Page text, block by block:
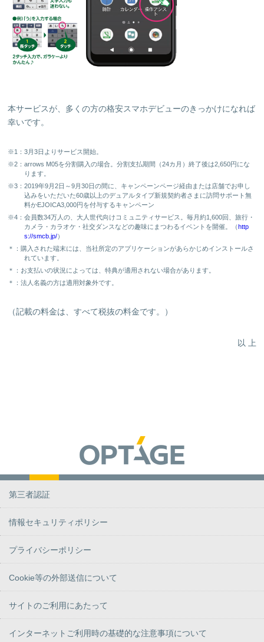
本サービスが、多くの方の格安スマホデビューのきっかけになれば
幸いです。
※1：3月3日よりサービス開始。
※2：arrows M05を分割購入の場合。分割支払期間（24カ月）終了後は2,650円にな
ります。
※3：2019年9月2日～9月30日の間に、キャンペーンページ経由または店舗でお申し
込みをいただいた60歳以上のデュアルタイプ新規契約者さまに訪問サポート無
料かEJOICA3,000円を付与するキャンペーン
※4：会員数34万人の、大人世代向けコミュニティサービス。毎月約1,600回、旅行・
カメラ・カラオケ・社交ダンスなどの趣味にまつわるイベントを開催。（http
s://smcb.jp/）
＊：購入された端末には、当社所定のアプリケーションがあらかじめインストールさ
れています。
＊：お支払いの状況によっては、特典が適用されない場合があります。
＊：法人名義の方は適用対象外です。
（記載の料金は、すべて税抜の料金です。）
以 上
第三者認証
情報セキュリティポリシー
プライバシーポリシー
Cookie等の外部送信について
サイトのご利用にあたって
インターネットご利用時の基礎的な注意事項について